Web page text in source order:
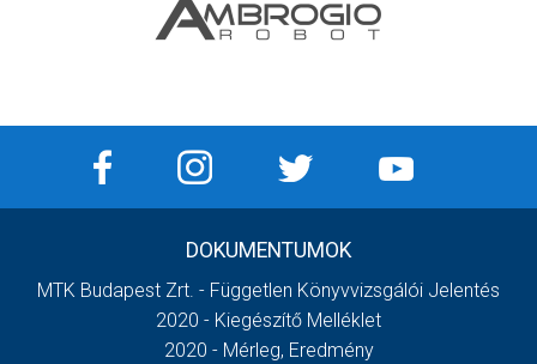
DOKUMENTUMOK
MTK Budapest Zrt. - Független Könyvvizsgálói Jelentés
2020 - Kiegészítő Melléklet
2020 - Mérleg, Eredmény